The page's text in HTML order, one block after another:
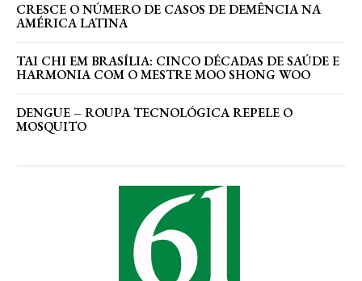
CRESCE O NÚMERO DE CASOS DE DEMÊNCIA NA
AMÉRICA LATINA
TAI CHI EM BRASÍLIA: CINCO DÉCADAS DE SAÚDE E
HARMONIA COM O MESTRE MOO SHONG WOO
DENGUE – ROUPA TECNOLÓGICA REPELE O
MOSQUITO